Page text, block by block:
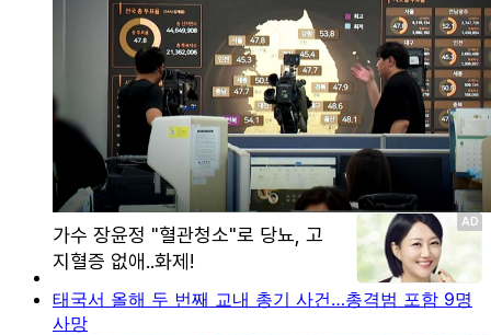
태국서 올해 두 번째 교내 총기 사건…총격범 포함 9명
사망